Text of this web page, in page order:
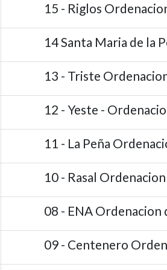
15 - Riglos
14 Santa Maria de la
13 - Triste
12 - Yeste -
11 - La Peña
10 - Rasal
08 - ENA
09 - Centenero